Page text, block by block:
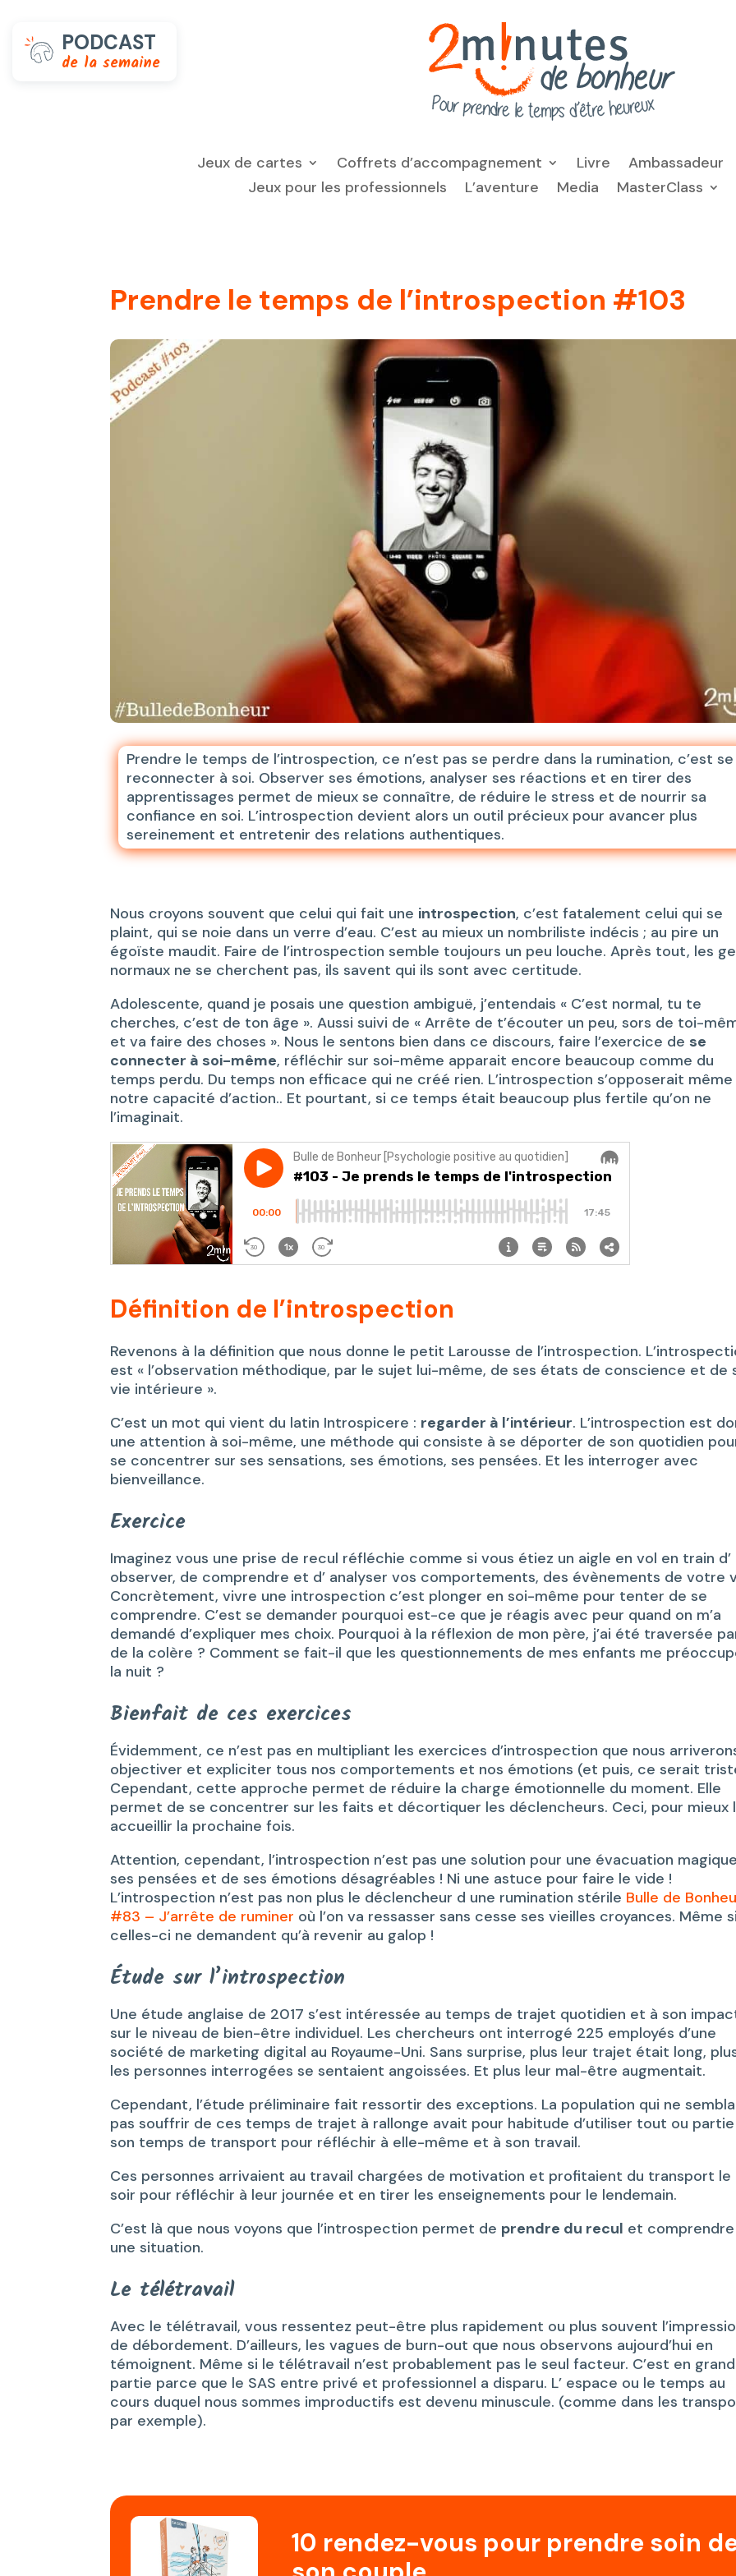
PODCAST
de la semaine
Jeux de cartes Coffrets d’accompagnement Livre Ambassadeur
Jeux pour les professionnels
L’aventure Media MasterClass
Prendre le temps de l’introspection #103
Prendre le temps de l’introspection, ce n’est pas se perdre dans la rumination, c’est se
reconnecter à soi. Observer ses émotions, analyser ses réactions et en tirer des
apprentissages permet de mieux se connaître, de réduire le stress et de nourrir sa
confiance en soi. L’introspection devient alors un outil précieux pour avancer plus
sereinement et entretenir des relations authentiques.
Nous croyons souvent que celui qui fait une introspection, c’est fatalement celui qui se
plaint, qui se noie dans un verre d’eau. C’est au mieux un nombriliste indécis ; au pire un
égoïste maudit. Faire de l’introspection semble toujours un peu louche. Après tout, les
normaux ne se cherchent pas, ils savent qui ils sont avec certitude.
Adolescente, quand je posais une question ambiguë, j’entendais « C’est normal, tu te
cherches, c’est de ton âge ». Aussi suivi de « Arrête de t’écouter un peu, sors de toi-
et va faire des choses ». Nous le sentons bien dans ce discours, faire l’exercice de se
connecter à soi-même, réfléchir sur soi-même apparait encore beaucoup comme du
temps perdu. Du temps non efficace qui ne créé rien. L’introspection s’opposerait même
notre capacité d’action.. Et pourtant, si ce temps était beaucoup plus fertile qu’on ne
l’imaginait.
Définition de l’introspection
Revenons à la définition que nous donne le petit Larousse de l’introspection.
est « l’observation méthodique, par le sujet lui-même, de ses états de conscience et de
vie intérieure ».
C’est un mot qui vient du latin Introspicere : regarder à l’intérieur. L’introspection est
une attention à soi-même, une méthode qui consiste à se déporter de son quotidien
se concentrer sur ses sensations, ses émotions, ses pensées. Et les interroger avec
bienveillance.
Exercice
Imaginez vous une prise de recul réfléchie comme si vous étiez un aigle en vol en train d’
observer, de comprendre et d’ analyser vos comportements, des évènements de votre
Concrètement, vivre une introspection c’est plonger en soi-même pour tenter de se
comprendre. C’est se demander pourquoi est-ce que je réagis avec peur quand on m’a
demandé d’expliquer mes choix. Pourquoi à la réflexion de mon père, j’ai été traversée
de la colère ? Comment se fait-il que les questionnements de mes enfants me
la nuit ?
Bienfait de ces exercices
Évidemment, ce n’est pas en multipliant les exercices d’introspection que nous
objectiver et expliciter tous nos comportements et nos émotions (et puis, ce serait
Cependant, cette approche permet de réduire la charge émotionnelle du moment. Elle
permet de se concentrer sur les faits et décortiquer les déclencheurs. Ceci, pour mieux
accueillir la prochaine fois.
Attention, cependant, l’introspection n’est pas une solution pour une évacuation
ses pensées et de ses émotions désagréables ! Ni une astuce pour faire le vide !
L’introspection n’est pas non plus le déclencheur d une rumination stérile Bulle de
#83 – J’arrête de ruminer où l’on va ressasser sans cesse ses vieilles croyances. Même si
celles-ci ne demandent qu’à revenir au galop !
Étude sur l’introspection
Une étude anglaise de 2017 s’est intéressée au temps de trajet quotidien et à son
sur le niveau de bien-être individuel. Les chercheurs ont interrogé 225 employés d’une
société de marketing digital au Royaume-Uni. Sans surprise, plus leur trajet était long,
les personnes interrogées se sentaient angoissées. Et plus leur mal-être augmentait.
Cependant, l’étude préliminaire fait ressortir des exceptions. La population qui ne
pas souffrir de ces temps de trajet à rallonge avait pour habitude d’utiliser tout ou
son temps de transport pour réfléchir à elle-même et à son travail.
Ces personnes arrivaient au travail chargées de motivation et profitaient du transport le
soir pour réfléchir à leur journée et en tirer les enseignements pour le lendemain.
C’est là que nous voyons que l’introspection permet de prendre du recul et comprendre
une situation.
Le télétravail
Avec le télétravail, vous ressentez peut-être plus rapidement ou plus souvent
de débordement. D’ailleurs, les vagues de burn-out que nous observons aujourd’hui en
témoignent. Même si le télétravail n’est probablement pas le seul facteur. C’est en
partie parce que le SAS entre privé et professionnel a disparu. L’ espace ou le temps au
cours duquel nous sommes improductifs est devenu minuscule. (comme dans les
par exemple).
10 rendez-vous pour prendre soin